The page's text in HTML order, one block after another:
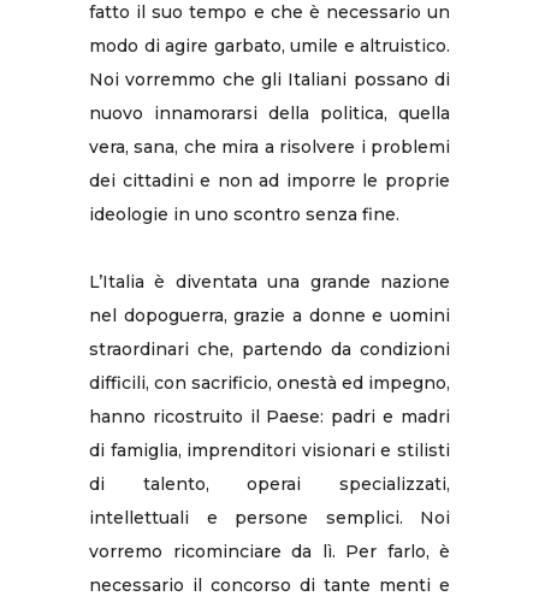
fatto il suo tempo e che è necessario un
modo di agire garbato, umile e altruistico.
Noi vorremmo che gli Italiani possano di
nuovo innamorarsi della politica, quella
vera, sana, che mira a risolvere i problemi
dei cittadini e non ad imporre le proprie
ideologie in uno scontro senza fine.
L’Italia è diventata una grande nazione
nel dopoguerra, grazie a donne e uomini
straordinari che, partendo da condizioni
difficili, con sacrificio, onestà ed impegno,
hanno ricostruito il Paese: padri e madri
di famiglia, imprenditori visionari e stilisti
di talento, operai specializzati,
intellettuali e persone semplici. Noi
vorremo ricominciare da lì. Per farlo, è
necessario il concorso di tante menti e